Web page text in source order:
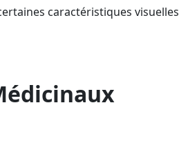
caractéristiques visuelles